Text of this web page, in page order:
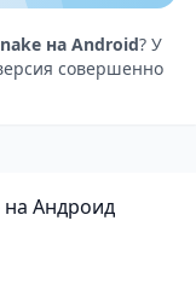
удобством и
джойстик
в самые
игра с яркой
а дизайн змей
на Android? У
совершенно
на Андроид